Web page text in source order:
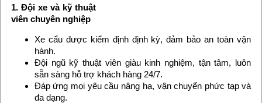
1. Đội xe và kỹ thuật
viên chuyên nghiệp
Xe cẩu được kiểm định định kỳ, đảm bảo an toàn vận
hành.
Đội ngũ kỹ thuật viên giàu kinh nghiệm, tận tâm, luôn
sẵn sàng hỗ trợ khách hàng 24/7.
Đáp ứng mọi yêu cầu nâng hạ, vận chuyển phức tạp và
đa dạng.